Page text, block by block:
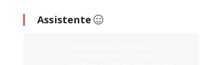
Assistente